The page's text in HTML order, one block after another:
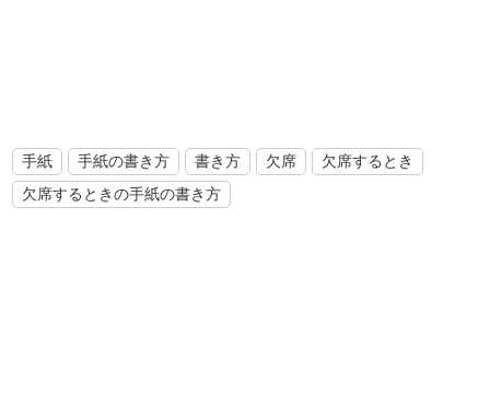
手紙 手紙の書き方 書き方 欠席
欠席するとき
欠席するときの手紙の書き方